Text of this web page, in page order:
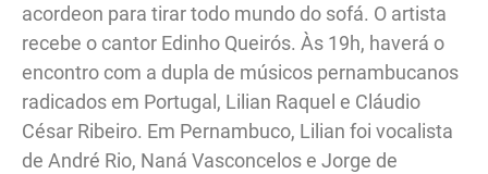
acordeon para tirar todo mundo do sofá. O artista
recebe o cantor Edinho Queirós. Às 19h, haverá o
encontro com a dupla de músicos pernambucanos
radicados em Portugal, Lilian Raquel e Cláudio
César Ribeiro. Em Pernambuco, Lilian foi vocalista
de André Rio, Naná Vasconcelos e Jorge de